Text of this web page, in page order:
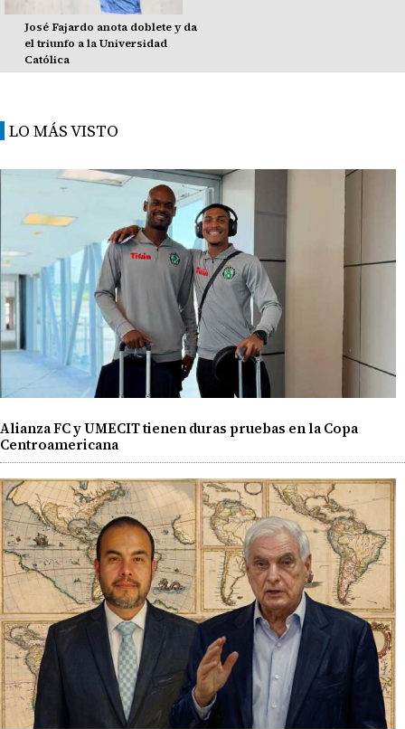
José Fajardo anota doblete y da
el triunfo a la Universidad
Católica
LO MÁS VISTO
Alianza FC y UMECIT tienen duras pruebas en la Copa
Centroamericana